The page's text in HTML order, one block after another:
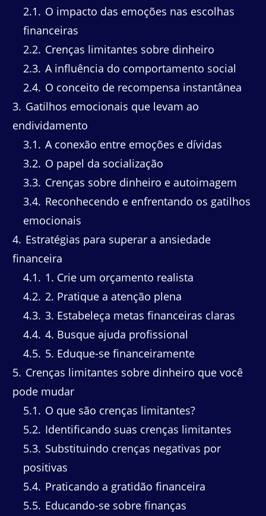
2.1
O impacto das emoções nas escolhas
financeiras
2.2 Crenças limitantes sobre dinheiro
2.3 A influência do comportamento social
2.4 O conceito de recompensa instantânea
3 Gatilhos emocionais que levam ao
endividamento
3.1
A conexão entre emoções e dívidas
3.2 O papel da socialização
3.3 Crenças sobre dinheiro e autoimagem
3.4 Reconhecendo e enfrentando os gatilhos
emocionais
4 Estratégias para superar a ansiedade
financeira
4.1
1. Crie um orçamento realista
4.2 2. Pratique a atenção plena
4.3 3. Estabeleça metas financeiras claras
4.4 4. Busque ajuda profissional
4.5 5. Eduque-se financeiramente
5 Crenças limitantes sobre dinheiro que você
pode mudar
5.1
O que são crenças limitantes?
5.2 Identificando suas crenças limitantes
5.3 Substituindo crenças negativas por
positivas
5.4 Praticando a gratidão financeira
5.5 Educando-se sobre finanças